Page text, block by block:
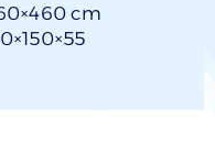
cm
150×55